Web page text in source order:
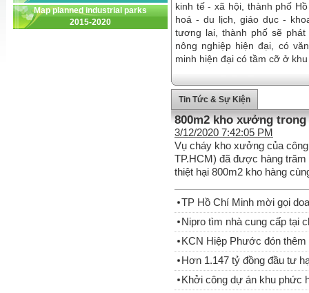
Hiệp
Map planned industrial parks
2015-2020
kinh tế - xã hội, thành phố
hoá - du lịch, giáo dục -
tương lai, thành phố sẽ
nông nghiệp hiện đại, có
minh hiện đại có tầm cỡ ở
Tin Tức & Sự Kiện
800m2 kho xưởng
3/12/2020 7:42:05 PM
Vụ cháy kho xưởng của
TP.HCM) đã được hàng
thiệt hại 800m2 kho hàng
TP Hồ Chí Minh mời gọi
Nipro tìm nhà cung cấp tại
KCN Hiệp Phước đón
Hơn 1.147 tỷ đồng đầu tư
Khởi công dự án khu phức